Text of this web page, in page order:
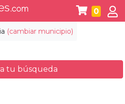
(cambiar municipio)
0
tu búsqueda